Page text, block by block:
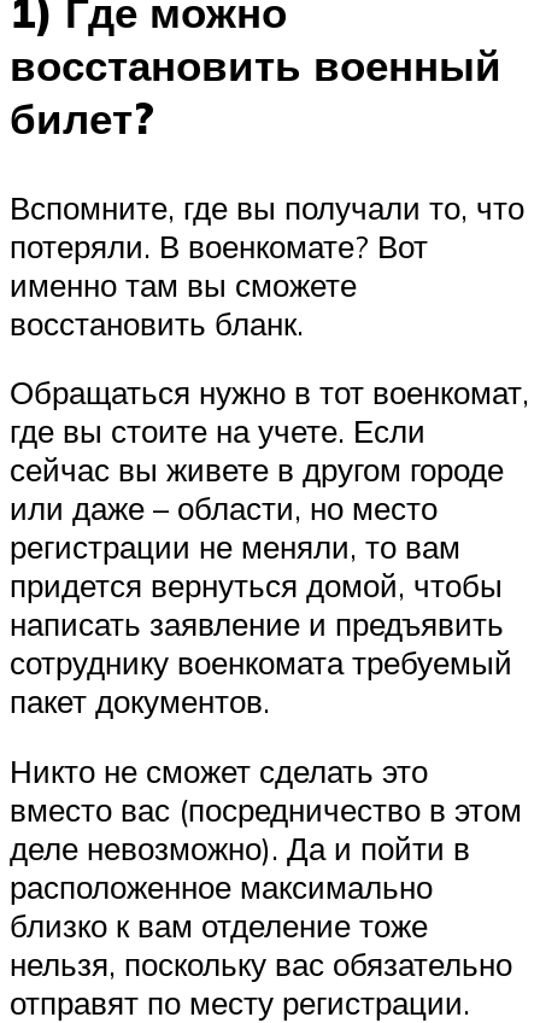
1) Где можно
восстановить военный
билет?
Вспомните, где вы получали то, что
потеряли. В военкомате? Вот
именно там вы сможете
восстановить бланк.
Обращаться нужно в тот военкомат,
где вы стоите на учете. Если
сейчас вы живете в другом городе
или даже – области, но место
регистрации не меняли, то вам
придется вернуться домой, чтобы
написать заявление и предъявить
сотруднику военкомата требуемый
пакет документов.
Никто не сможет сделать это
вместо вас (посредничество в этом
деле невозможно). Да и пойти в
расположенное максимально
близко к вам отделение тоже
нельзя, поскольку вас обязательно
отправят по месту регистрации.